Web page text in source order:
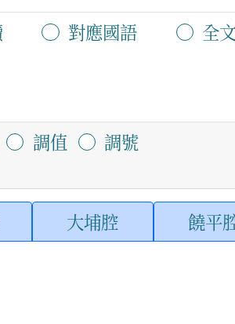
對應國語 全
調值 調號
大埔腔 饒平